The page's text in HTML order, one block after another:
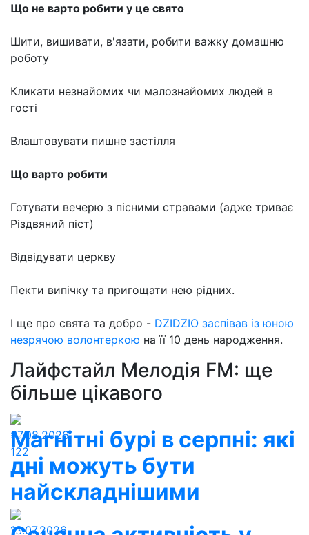
Що не варто робити у це свято
Шити, вишивати, в'язати, робити важку домашню
роботу
Кликати незнайомих чи малознайомих людей в
гості
Влаштовувати пишне застілля
Що варто робити
Готувати вечерю з пісними стравами (адже триває
Різдвяний піст)
Відвідувати церкву
Пекти випічку та пригощати нею рідних.
І ще про свята та добро - DZIDZIO заспівав із юною
незрячою волонтеркою на її 10 день народження.
Лайфстайл Мелодія FM: ще
більше цікавого
07.08.2026
122
Магнітні бурі в серпні: які
дні можуть бути
найскладнішими
13.07.2026